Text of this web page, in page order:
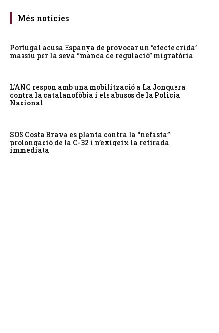
Més notícies
Portugal acusa Espanya de provocar un “efecte crida”
massiu per la seva “manca de regulació” migratòria
L’ANC respon amb una mobilització a La Jonquera
contra la catalanofòbia i els abusos de la Policia
Nacional
SOS Costa Brava es planta contra la “nefasta”
prolongació de la C-32 i n’exigeix la retirada
immediata